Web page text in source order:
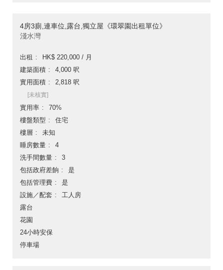
4房3廁,連車位,露台,獨立屋《環翠園出租單位》
淺水灣
出租
HK$ 220,000 / 月
建築面積
4,000 呎
實用面積
2,818 呎
[未核實]
實用率
70%
樓盤類型
住宅
樓層
未知
睡房數量
4
洗手間數量
3
包括政府差餉
是
包括管理費
是
設施／配套
工人房
露台
花園
24小時安保
停車場